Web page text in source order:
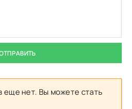
еще нет. Вы можете стать